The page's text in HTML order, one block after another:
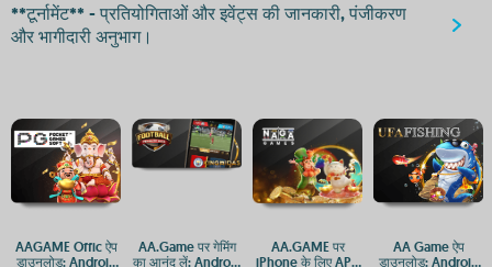
**टूर्नामेंट** - प्रतियोगिताओं और इवेंट्स की जानकारी, पंजीकरण
और भागीदारी अनुभाग।
AAGAME Offic ऐप
डाउनलोड: Android
AA.Game पर गेमिंग
का आनंद लें: Android
AA.GAME पर
iPhone के लिए APK
AA Game ऐप
डाउनलोड: Android